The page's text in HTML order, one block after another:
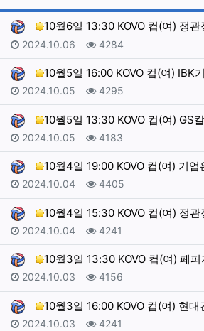
10월6일 13:30 KOVO 컵(여) 정
작성일
2024.10.06 조회
4284
10월5일 16:00 KOVO 컵(여) IBK
작성일
2024.10.05 조회
4295
10월5일 13:30 KOVO 컵(여) GS
작성일
2024.10.05 조회
4183
10월4일 19:00 KOVO 컵(여) 기
작성일
2024.10.04 조회
4405
10월4일 15:30 KOVO 컵(여) 정
작성일
2024.10.04 조회
4241
10월3일 13:30 KOVO 컵(여) 페
작성일
2024.10.03 조회
4156
10월3일 16:00 KOVO 컵(여) 현
작성일
2024.10.03 조회
4241